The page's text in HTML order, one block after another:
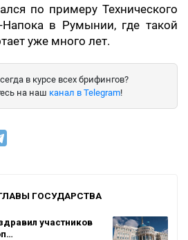
по примеру Технического
Напока в Румынии, где такой
уже много лет.
в курсе всех брифингов?
на наш канал в Telegram!
ГОСУДАРСТВА
участников